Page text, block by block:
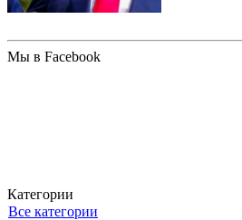
Мы в Facebook
Категории
Все категории